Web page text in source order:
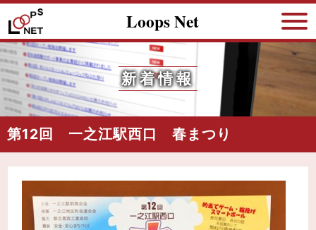
Loops Net
新着情報
第12回 一之江駅西口 春まつり